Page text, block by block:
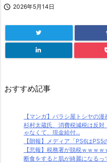
 2026年5月14日
おすすめ記事
【マンガ】バラシ屋トシヤの
杉村太蔵氏、消費税減税は反
ゃなくて、現金給付...
【朗報】メディア「PS6は
【悲報】税務署が脱税ｗｗｗ
断食をすると肌が綺麗になるっ